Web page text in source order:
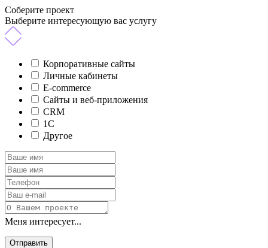
Соберите проект
Выберите интересующую вас услугу
Корпоративные сайты
Личные кабинеты
E-commerce
Сайты и веб-приложения
CRM
1C
Другое
Меня интересует...
Отправить